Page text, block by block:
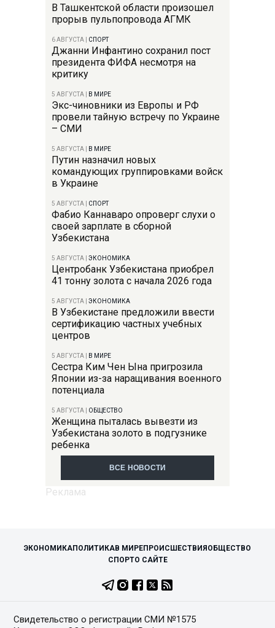
В Ташкентской области произошел
прорыв пульпопровода АГМК
6 АВГУСТА СПОРТ
Джанни Инфантино сохранил пост
президента ФИФА несмотря на
критику
5 АВГУСТА В МИРЕ
Экс-чиновники из Европы и РФ
провели тайную встречу по Украине
– СМИ
5 АВГУСТА В МИРЕ
Путин назначил новых
командующих группировками войск
в Украине
5 АВГУСТА СПОРТ
Фабио Каннаваро опроверг слухи о
своей зарплате в сборной
Узбекистана
5 АВГУСТА ЭКОНОМИКА
Центробанк Узбекистана приобрел
41 тонну золота с начала 2026 года
5 АВГУСТА ЭКОНОМИКА
В Узбекистане предложили ввести
сертификацию частных учебных
центров
5 АВГУСТА В МИРЕ
Сестра Ким Чен Ына пригрозила
Японии из-за наращивания военного
потенциала
5 АВГУСТА ОБЩЕСТВО
Женщина пыталась вывезти из
Узбекистана золото в подгузнике
ребенка
ВСЕ НОВОСТИ
ЭКОНОМИКАПОЛИТИКАВ МИРЕПРОИСШЕСТВИЯОБЩЕСТВО
СПОРТО САЙТЕ
Свидетельство о регистрации СМИ №1575